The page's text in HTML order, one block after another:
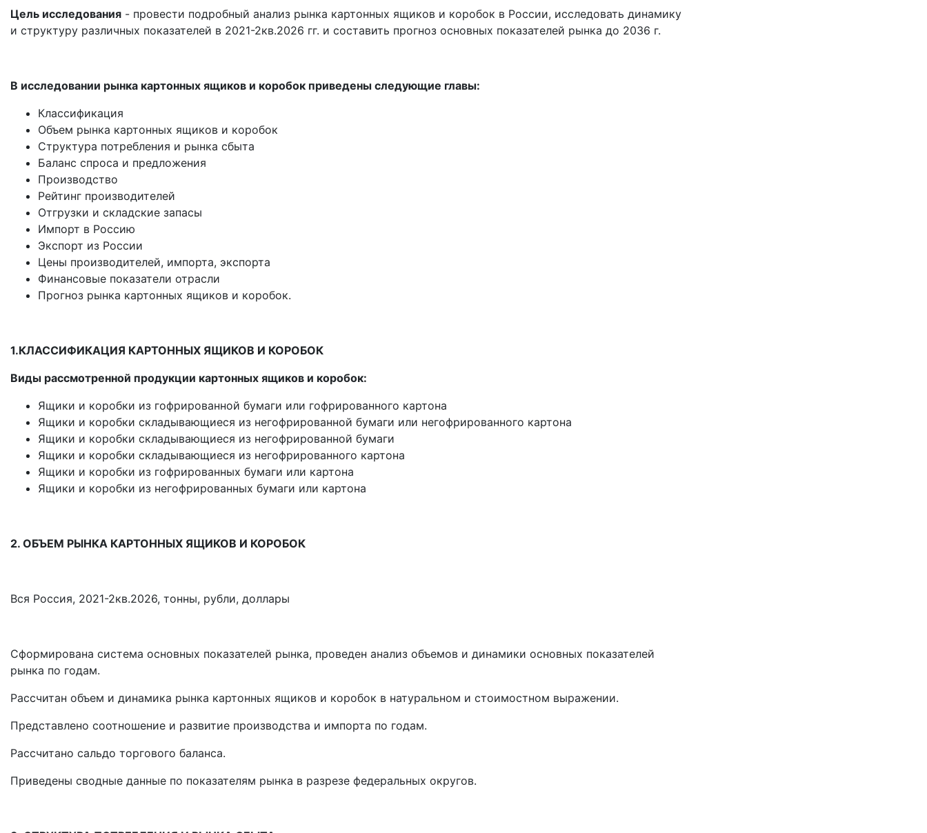
Цель исследования - провести подробный анализ рынка картонных ящиков и коробок в России, исследовать динамику
и структуру различных показателей в 2021-2кв.2026 гг. и составить прогноз основных показателей рынка до 2036 г.
В исследовании рынка картонных ящиков и коробок приведены следующие главы:
Классификация
Объем рынка картонных ящиков и коробок
Структура потребления и рынка сбыта
Баланс спроса и предложения
Производство
Рейтинг производителей
Отгрузки и складские запасы
Импорт в Россию
Экспорт из России
Цены производителей, импорта, экспорта
Финансовые показатели отрасли
Прогноз рынка картонных ящиков и коробок.
1.КЛАССИФИКАЦИЯ КАРТОННЫХ ЯЩИКОВ И КОРОБОК
Виды рассмотренной продукции картонных ящиков и коробок:
Ящики и коробки из гофрированной бумаги или гофрированного картона
Ящики и коробки складывающиеся из негофрированной бумаги или негофрированного картона
Ящики и коробки складывающиеся из негофрированной бумаги
Ящики и коробки складывающиеся из негофрированного картона
Ящики и коробки из гофрированных бумаги или картона
Ящики и коробки из негофрированных бумаги или картона
2. ОБЪЕМ РЫНКА КАРТОННЫХ ЯЩИКОВ И КОРОБОК
Вся Россия, 2021-2кв.2026, тонны, рубли, доллары
Сформирована система основных показателей рынка, проведен анализ объемов и динамики основных показателей
рынка по годам.
Рассчитан объем и динамика рынка картонных ящиков и коробок в натуральном и стоимостном выражении.
Представлено соотношение и развитие производства и импорта по годам.
Рассчитано сальдо торгового баланса.
Приведены сводные данные по показателям рынка в разрезе федеральных округов.